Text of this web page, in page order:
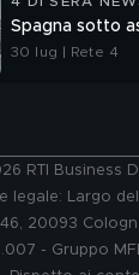
Spagna sotto
30 lug | Rete 4
RTI Business
legale: Largo
20093
- Gruppo